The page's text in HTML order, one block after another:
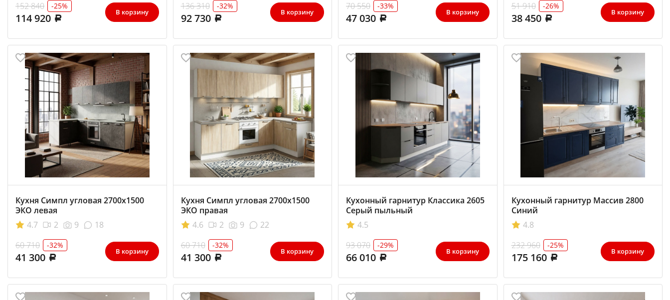
152 840
-25%
114 920 В корзину
136 310
-32%
92 730 В корзину
70 550
-33%
47 030 В корзину
51 910
-26%
38 450 В корзину
Кухня Симпл угловая 2700х1500
ЭКО левая
4.7
2 9
18
60 710
-32%
41 300 В корзину
Кухня Симпл угловая 2700х1500
ЭКО правая
4.6
2 9
22
60 710
-32%
41 300 В корзину
Кухонный гарнитур Классика 2605
Серый пыльный
4.5
93 070
-29%
66 010 В корзину
Кухонный гарнитур Массив 2800
Синий
4.8
232 960
-25%
175 160 В корзину